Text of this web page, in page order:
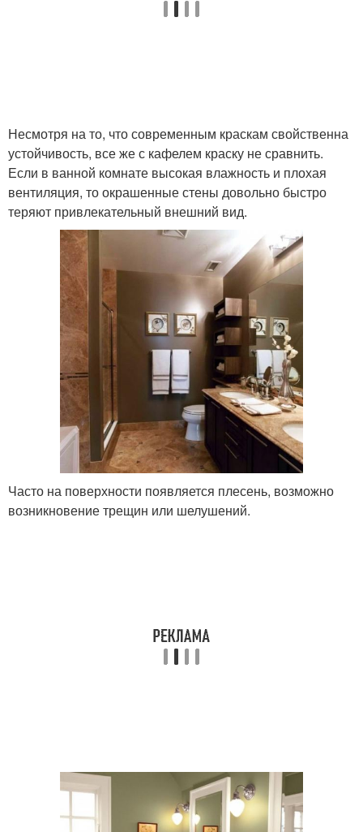
Несмотря на то, что современным краскам свойственна
устойчивость, все же с кафелем краску не сравнить.
Если в ванной комнате высокая влажность и плохая
вентиляция, то окрашенные стены довольно быстро
теряют привлекательный внешний вид.
Часто на поверхности появляется плесень, возможно
возникновение трещин или шелушений.